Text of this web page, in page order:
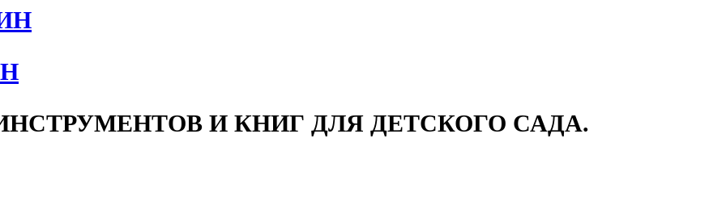
И КНИГ ДЛЯ ДЕТСКОГО САДА.